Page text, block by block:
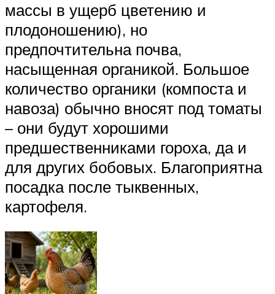
массы в ущерб цветению и
плодоношению), но
предпочтительна почва,
насыщенная органикой. Большое
количество органики (компоста и
навоза) обычно вносят под томаты
– они будут хорошими
предшественниками гороха, да и
для других бобовых. Благоприятна
посадка после тыквенных,
картофеля.